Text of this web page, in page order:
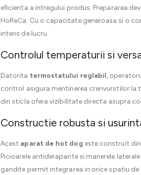
eficienta a intregului produs. Prepararea
HoReCa. Cu o capacitate generoasa si o
intens de lucru
Controlul temperaturii si
Datorita termostatului reglabil,
control asigura mentinerea crenvurstilor la
din sticla ofera vizibilitate directa asupra
Constructie robusta si
Acest aparat de hot dog este construit
Picioarele antiderapante si manerele
gandite permit integrarea in orice spatiu